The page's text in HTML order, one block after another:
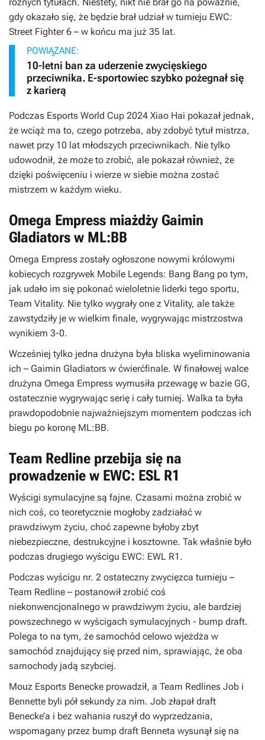
gdy okazało się, że będzie brał udział w turnieju EWC:
Street Fighter 6 – w końcu ma już 35 lat.
POWIĄZANE:
10-letni ban za uderzenie zwycięskiego
przeciwnika. E-sportowiec szybko pożegnał się
z karierą
Podczas Esports World Cup 2024 Xiao Hai pokazał jednak,
że wciąż ma to, czego potrzeba, aby zdobyć tytuł mistrza,
nawet przy 10 lat młodszych przeciwnikach. Nie tylko
udowodnił, że może to zrobić, ale pokazał również, że
dzięki poświęceniu i wierze w siebie można zostać
mistrzem w każdym wieku.
Omega Empress miażdży Gaimin
Gladiators w ML:BB
Omega Empress zostały ogłoszone nowymi królowymi
kobiecych rozgrywek Mobile Legends: Bang Bang po tym,
jak udało im się pokonać wieloletnie liderki tego sportu,
Team Vitality. Nie tylko wygrały one z Vitality, ale także
zawstydziły je w wielkim finale, wygrywając mistrzostwa
wynikiem 3-0.
Wcześniej tylko jedna drużyna była bliska wyeliminowania
ich – Gaimin Gladiators w ćwierćfinale. W finałowej walce
drużyna Omega Empress wymusiła przewagę w bazie GG,
ostatecznie wygrywając serię i cały turniej. Walka ta była
prawdopodobnie najważniejszym momentem podczas ich
biegu po koronę ML:BB.
Team Redline przebija się na
prowadzenie w EWC: ESL R1
Wyścigi symulacyjne są fajne. Czasami można zrobić w
nich coś, co teoretycznie mogłoby zadziałać w
prawdziwym życiu, choć zapewne byłoby zbyt
niebezpieczne, destrukcyjne i kosztowne. Tak właśnie było
podczas drugiego wyścigu EWC: EWL R1.
Podczas wyścigu nr. 2 ostateczny zwycięzca turnieju –
Team Redline – postanowił zrobić coś
niekonwencjonalnego w prawdziwym życiu, ale bardziej
powszechnego w wyścigach symulacyjnych - bump draft.
Polega to na tym, że samochód celowo wjeżdża w
samochód znajdujący się przed nim, sprawiając, że oba
samochody jadą szybciej.
Mouz Esports Benecke prowadził, a Team Redlines Job i
Bennette byli pół sekundy za nim. Job złapał draft
Benecke’a i bez wahania ruszył do wyprzedzania,
wspomagany przez bump draft Benneta wysunął się na